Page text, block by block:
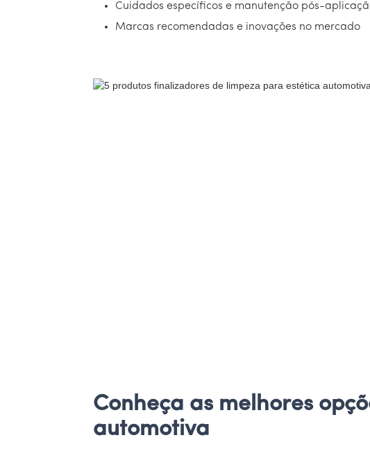
Cuidados específicos e manutenção pós-
Marcas recomendadas e inovações no mercado
Conheça as melhores
automotiva